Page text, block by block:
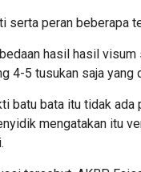
serta peran beberapa
hasil hasil
4-5 tusukan saja yang
batu bata itu tidak
mengatakan itu